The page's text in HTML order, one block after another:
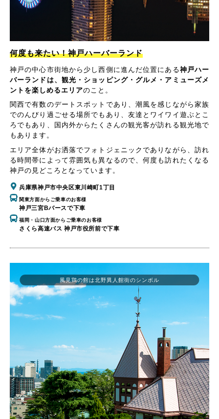
何度も来たい！神戸ハーバーランド
神戸の中心市街地から少し西側に進んだ位置にある神戸ハー
バーランドは、観光・ショッピング・グルメ・アミューズメ
ントを楽しめるエリアのこと。
関西で有数のデートスポットであり、潮風を感じながら家族
でのんびり過ごせる場所でもあり、友達とワイワイ遊ぶとこ
ろでもあり、国内外からたくさんの観光客が訪れる観光地で
もあります。
エリア全体がお洒落でフォトジェニックでありながら、訪れ
る時間帯によって雰囲気も異なるので、何度も訪れたくなる
神戸の見どころとなっています。
兵庫県神戸市中央区東川崎町1丁目
関東方面からご乗車のお客様
神戸三宮Bバースで下車
福岡・山口方面からご乗車のお客様
さくら高速バス 神戸市役所前で下車
風見鶏の館は北野異人館街のシンボル